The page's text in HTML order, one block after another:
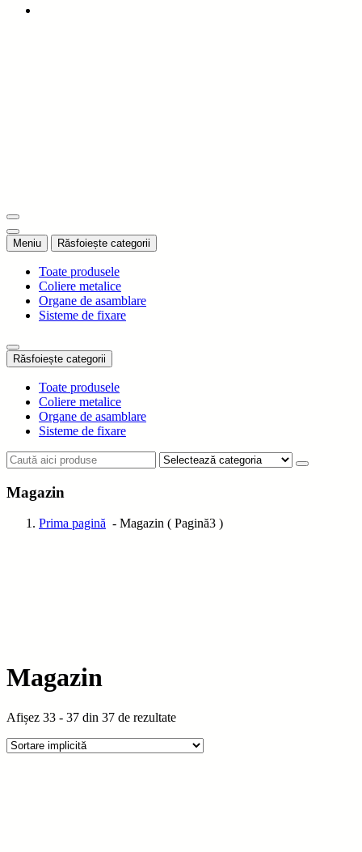
Meniu Răsfoiește categorii
Toate produsele
Coliere metalice
Organe de asamblare
Sisteme de fixare
Răsfoiește categorii
Toate produsele
Coliere metalice
Organe de asamblare
Sisteme de fixare
Magazin
Prima pagină - Magazin ( Pagină3 )
Magazin
Afișez 33 - 37 din 37 de rezultate